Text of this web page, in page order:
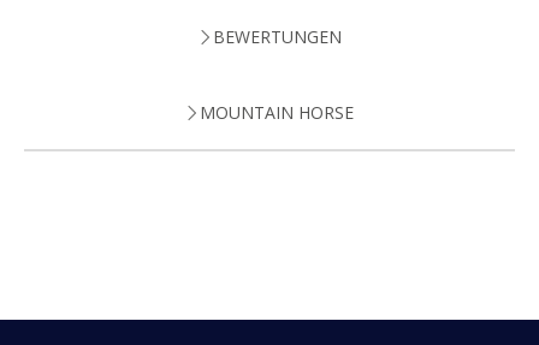
BEWERTUNGEN
MOUNTAIN HORSE